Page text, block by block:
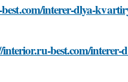
interer-dlya-
best.com/